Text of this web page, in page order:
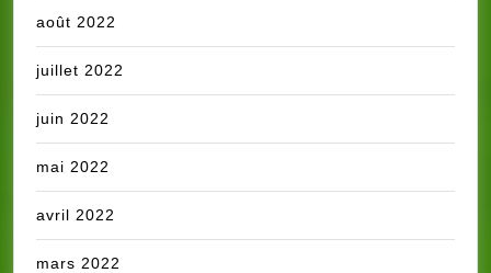
août 2022
juillet 2022
juin 2022
mai 2022
avril 2022
mars 2022